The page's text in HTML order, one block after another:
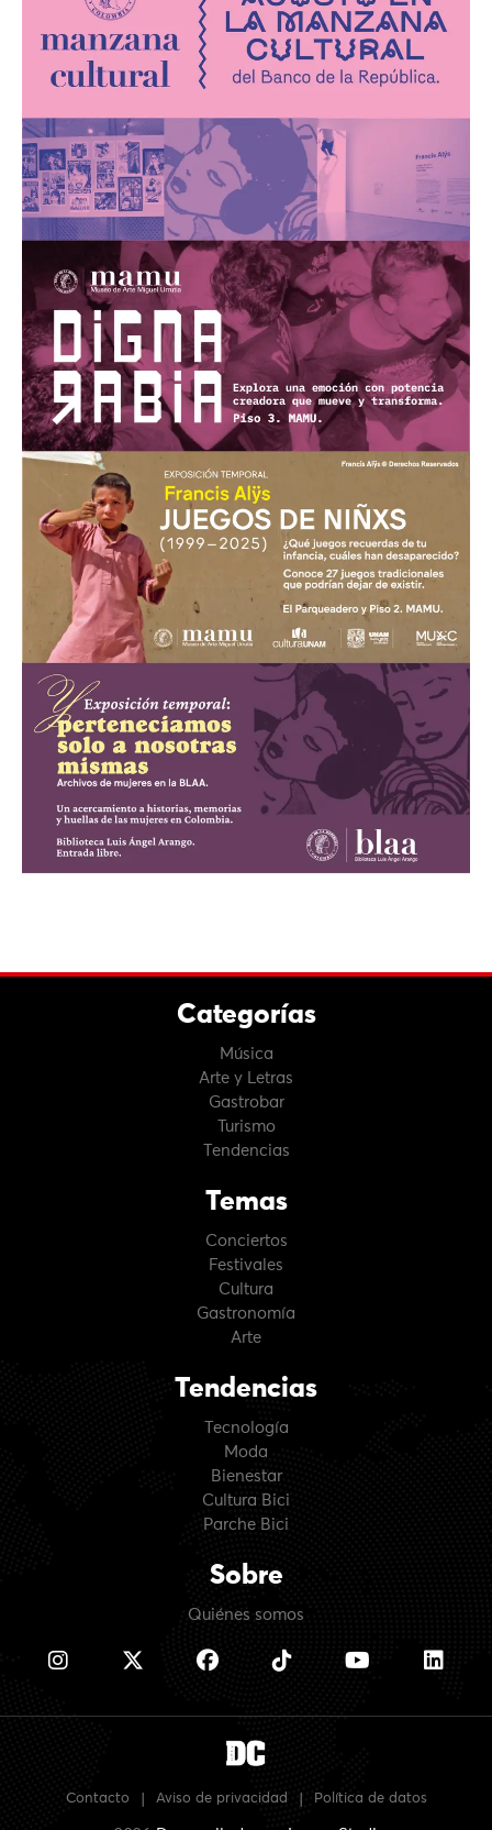
Categorías
Música
Arte y Letras
Gastrobar
Turismo
Tendencias
Temas
Conciertos
Festivales
Cultura
Gastronomía
Arte
Tendencias
Tecnología
Moda
Bienestar
Cultura Bici
Parche Bici
Sobre
Quiénes somos
Contacto Aviso de privacidad Política de datos